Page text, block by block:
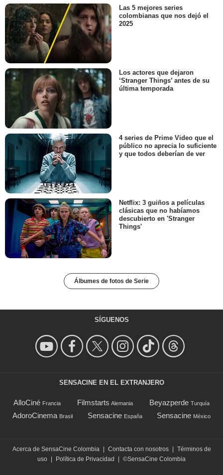
Las 5 mejores series
colombianas que nos dejó el
2025
Los actores que dejaron
‘Stranger Things’ antes de su
última temporada
4 series de Prime Video que el
público no aprecia lo suficiente
y que todos deberían de ver
Netflix: 3 guiños a películas
clásicas que no habíamos
descubierto en 'Stranger
Things'
Álbumes de fotos de Serie
SÍGUENOS
SENSACINE EN EL EXTRANJERO
AlloCiné Francia Filmstarts Alemania Beyazperde Turquía
AdoroCinema Brasil Sensacine España Sensacine México
Acerca de SensaCine Colombia Contacta con nosotros
Términos de
uso
Política de Privacidad ©SensaCine Colombia